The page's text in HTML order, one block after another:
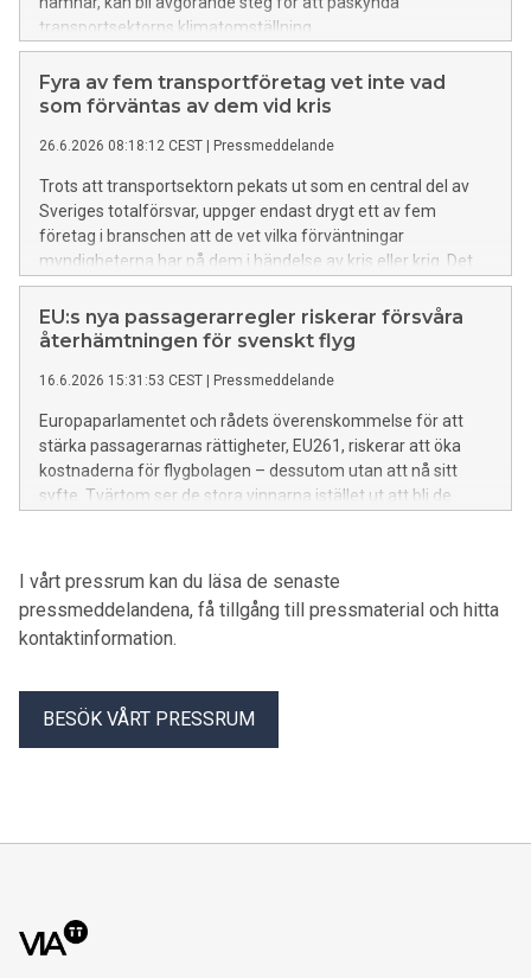
transportsektorns klimatomställning.
Fyra av fem transportföretag vet inte vad
som förväntas av dem vid kris
26.6.2026 08:18:12 CEST Pressmeddelande
Trots att transportsektorn pekats ut som en central del av
Sveriges totalförsvar, uppger endast drygt ett av fem
företag i branschen att de vet vilka förväntningar
myndigheterna har på dem i händelse av kris eller krig. Det
visar Transportföretagens Branschindex för andra kvartalet
2026.
EU:s nya passagerarregler riskerar försvåra
återhämtningen för svenskt flyg
16.6.2026 15:31:53 CEST Pressmeddelande
Europaparlamentet och rådets överenskommelse för att
stärka passagerarnas rättigheter, EU261, riskerar att öka
kostnaderna för flygbolagen – dessutom utan att nå sitt
syfte. Tvärtom ser de stora vinnarna istället ut att bli de
I vårt pressrum kan du läsa de senaste
pressmeddelandena, få tillgång till pressmaterial och hitta
kontaktinformation.
BESÖK VÅRT PRESSRUM